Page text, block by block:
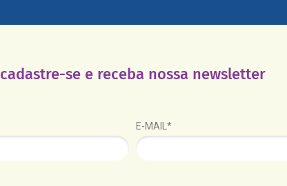
cadastre-se e receba nossa newsletter
E-MAIL*